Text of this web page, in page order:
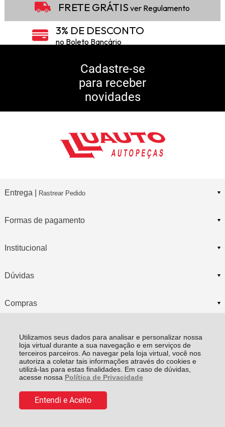
Utilizamos seus dados para analisar e personalizar nossa
loja virtual durante a sua navegação e em serviços de
terceiros parceiros. Ao navegar pela loja virtual, você nos
autoriza a coletar tais informações através do cookies e
utilizá-las para estas finalidades. Em caso de dúvidas,
acesse nossa Política de Privacidade
Entendi e Aceito
FRETE GRÁTIS ver Regulamento
3% DE DESCONTO
no Boleto Bancário
5% DE DESCONTO
10% DE CASHBACK
Consulte Regulamento
Cadastre-se
para receber
novidades
Entrega | Rastrear Pedido
Formas de pagamento
Institucional
Dúvidas
Compras
Rua Santa Cecilia, 102 Iririu CEP 89227-055 -
R$ 45,00Por: R$ 38,25